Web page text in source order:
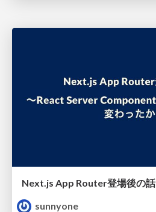
Next.js App Router登場後の話
sunnyone